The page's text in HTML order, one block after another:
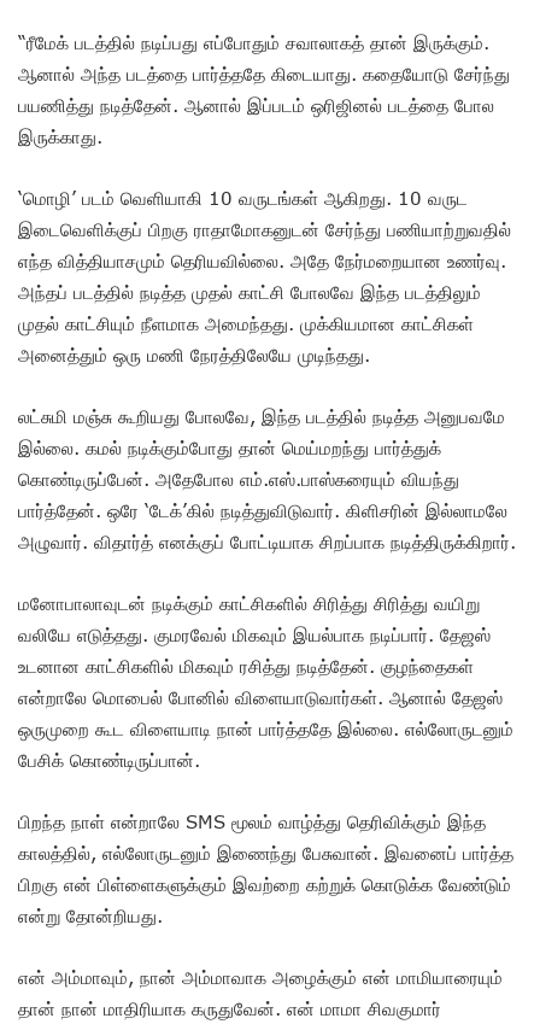
“ரீமேக் படத்தில் நடிப்பது எப்போதும் சவாலாகத் தான் இருக்கும்.
ஆனால் அந்த படத்தை பார்த்ததே கிடையாது. கதையோடு சேர்ந்து
பயணித்து நடித்தேன். ஆனால் இப்படம் ஒரிஜினல் படத்தை போல
இருக்காது.
‘மொழி’ படம் வெளியாகி 10 வருடங்கள் ஆகிறது. 10 வருட
இடைவெளிக்குப் பிறகு ராதாமோகனுடன் சேர்ந்து பணியாற்றுவதில்
எந்த வித்தியாசமும் தெரியவில்லை. அதே நேர்மறையான உணர்வு.
அந்தப் படத்தில் நடித்த முதல் காட்சி போலவே இந்த படத்திலும்
முதல் காட்சியும் நீளமாக அமைந்தது. முக்கியமான காட்சிகள்
அனைத்தும் ஒரு மணி நேரத்திலேயே முடிந்தது.
லட்சுமி மஞ்சு கூறியது போலவே, இந்த படத்தில் நடித்த அனுபவமே
இல்லை. கமல் நடிக்கும்போது தான் மெய்மறந்து பார்த்துக்
கொண்டிருப்பேன். அதேபோல எம்.எஸ்.பாஸ்கரையும் வியந்து
பார்த்தேன். ஒரே ‘டேக்’கில் நடித்துவிடுவார். கிளிசரின் இல்லாமலே
அழுவார். விதார்த் எனக்குப் போட்டியாக சிறப்பாக நடித்திருக்கிறார்.
மனோபாலாவுடன் நடிக்கும் காட்சிகளில் சிரித்து சிரித்து வயிறு
வலியே எடுத்தது. குமரவேல் மிகவும் இயல்பாக நடிப்பார். தேஜஸ்
உடனான காட்சிகளில் மிகவும் ரசித்து நடித்தேன். குழந்தைகள்
என்றாலே மொபைல் போனில் விளையாடுவார்கள். ஆனால் தேஜஸ்
ஒருமுறை கூட விளையாடி நான் பார்த்ததே இல்லை. எல்லோருடனும்
பேசிக் கொண்டிருப்பான்.
பிறந்த நாள் என்றாலே SMS மூலம் வாழ்த்து தெரிவிக்கும் இந்த
காலத்தில், எல்லோருடனும் இணைந்து பேசுவான். இவனைப் பார்த்த
பிறகு என் பிள்ளைகளுக்கும் இவற்றை கற்றுக் கொடுக்க வேண்டும்
என்று தோன்றியது.
என் அம்மாவும், நான் அம்மாவாக அழைக்கும் என் மாமியாரையும்
தான் நான் மாதிரியாக கருதுவேன். என் மாமா சிவகுமார்